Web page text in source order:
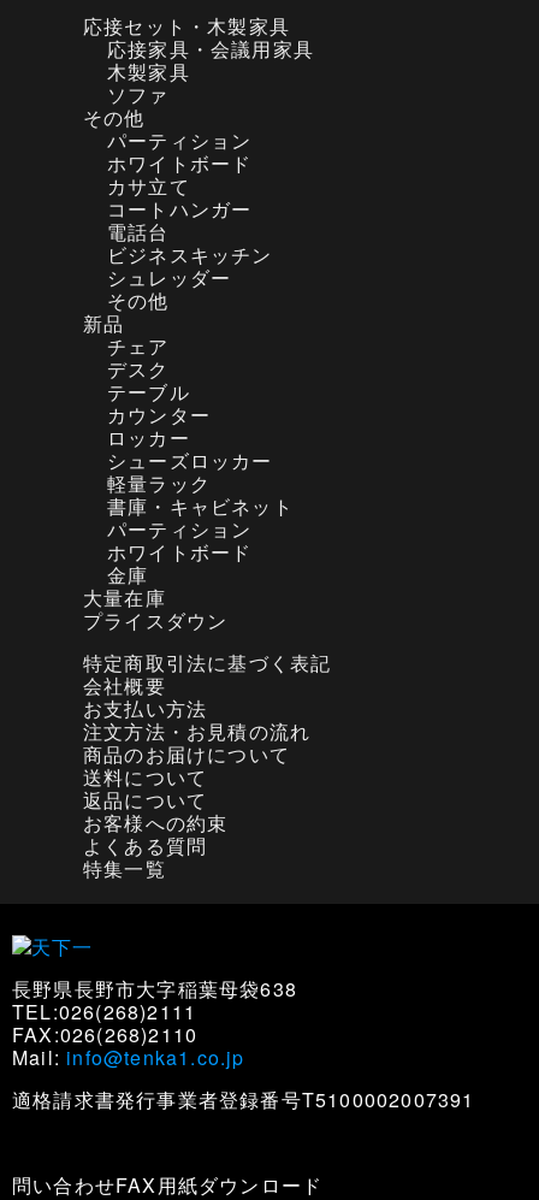
応接セット・木製家具
応接家具・会議用家具
木製家具
ソファ
その他
パーティション
ホワイトボード
カサ立て
コートハンガー
電話台
ビジネスキッチン
シュレッダー
その他
新品
チェア
デスク
テーブル
カウンター
ロッカー
シューズロッカー
軽量ラック
書庫・キャビネット
パーティション
ホワイトボード
金庫
大量在庫
プライスダウン
特定商取引法に基づく表記
会社概要
お支払い方法
注文方法・お見積の流れ
商品のお届けについて
送料について
返品について
お客様への約束
よくある質問
特集一覧
長野県長野市大字稲葉母袋638
TEL:026(268)2111
FAX:026(268)2110
Mail: info@tenka1.co.jp
適格請求書発行事業者登録番号T5100002007391
問い合わせFAX用紙ダウンロード